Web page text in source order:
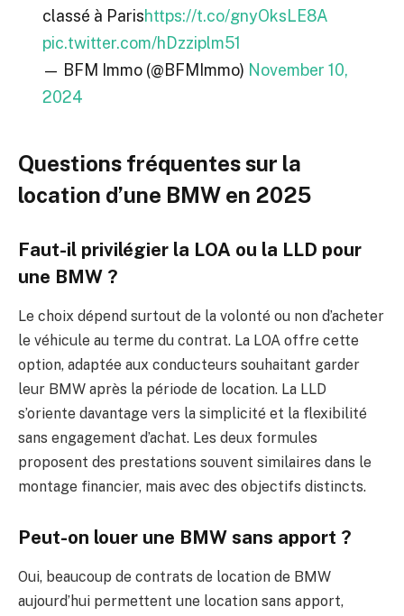
classé à Parishttps://t.co/gnyOksLE8A
pic.twitter.com/hDzziplm51
— BFM Immo (@BFMImmo) November 10,
2024
Questions fréquentes sur la
location d’une BMW en 2025
Faut-il privilégier la LOA ou la LLD pour
une BMW ?
Le choix dépend surtout de la volonté ou non d’acheter
le véhicule au terme du contrat. La LOA offre cette
option, adaptée aux conducteurs souhaitant garder
leur BMW après la période de location. La LLD
s’oriente davantage vers la simplicité et la flexibilité
sans engagement d’achat. Les deux formules
proposent des prestations souvent similaires dans le
montage financier, mais avec des objectifs distincts.
Peut-on louer une BMW sans apport ?
Oui, beaucoup de contrats de location de BMW
aujourd’hui permettent une location sans apport,